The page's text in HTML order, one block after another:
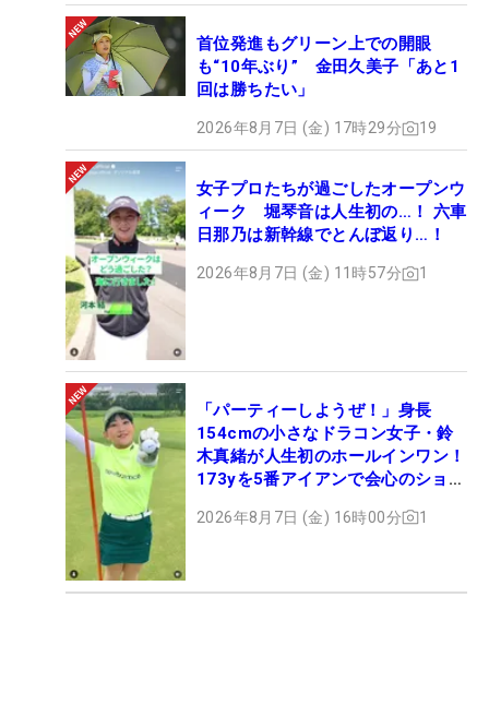
首位発進もグリーン上での開眼
も“10年ぶり” 金田久美子「あと1
回は勝ちたい」
2026年8月7日 (金) 17時29分 19
女子プロたちが過ごしたオープンウ
ィーク 堀琴音は人生初の…！ 六車
日那乃は新幹線でとんぼ返り…！
2026年8月7日 (金) 11時57分 1
「パーティーしようぜ！」身長
154cmの小さなドラコン女子・鈴
木真緒が人生初のホールインワン！
173yを5番アイアンで会心のショッ
2026年8月7日 (金) 16時00分 1